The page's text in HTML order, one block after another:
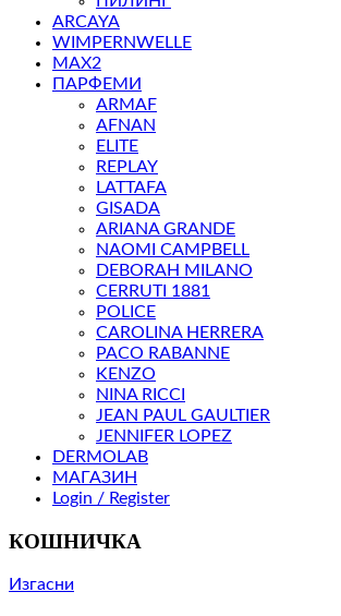
ARCAYA
WIMPERNWELLE
MAX2
ПАРФЕМИ
ARMAF
AFNAN
ELITE
REPLAY
LATTAFA
GISADA
ARIANA GRANDE
NAOMI CAMPBELL
DEBORAH MILANO
CERRUTI 1881
POLICE
CAROLINA HERRERA
PACO RABANNE
KENZO
NINA RICCI
JEAN PAUL GAULTIER
JENNIFER LOPEZ
DERMOLAB
МАГАЗИН
Login / Register
КОШНИЧКА
Изгасни